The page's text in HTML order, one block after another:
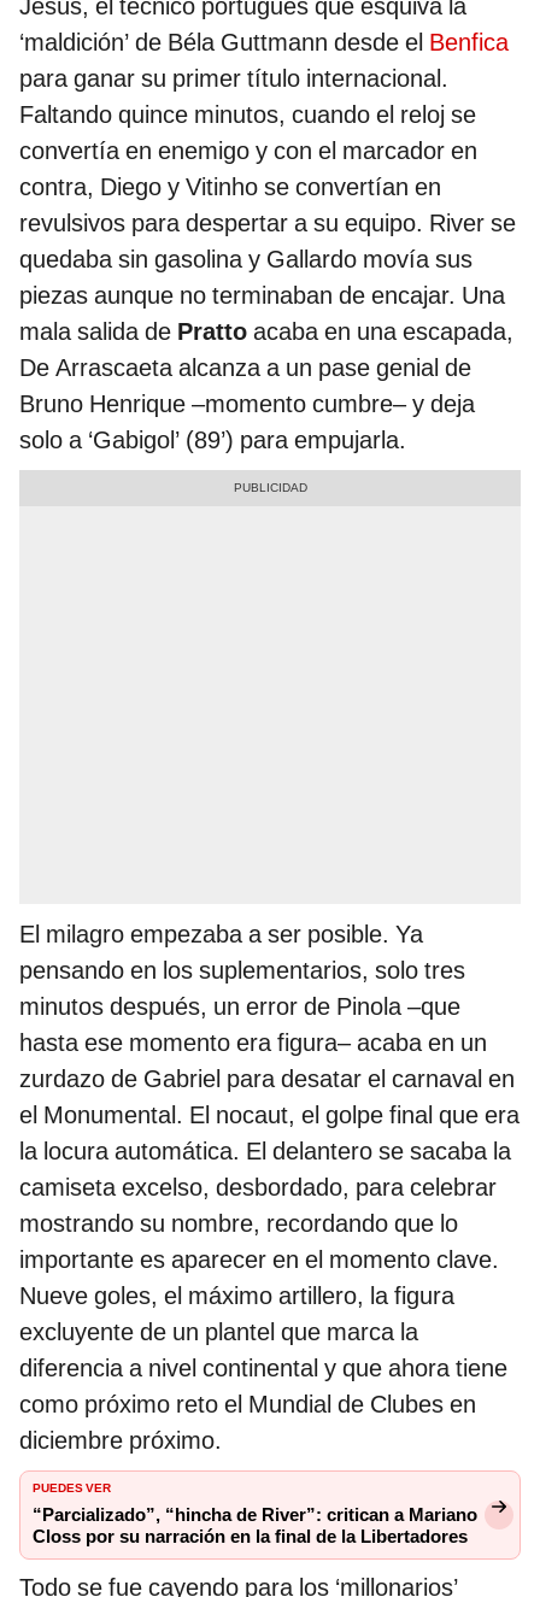
Jesús, el técnico portugués que esquiva la
‘maldición’ de Béla Guttmann desde el Benfica
para ganar su primer título internacional.
Faltando quince minutos, cuando el reloj se
convertía en enemigo y con el marcador en
contra, Diego y Vitinho se convertían en
revulsivos para despertar a su equipo. River se
quedaba sin gasolina y Gallardo movía sus
piezas aunque no terminaban de encajar. Una
mala salida de Pratto acaba en una escapada,
De Arrascaeta alcanza a un pase genial de
Bruno Henrique –momento cumbre– y deja
solo a ‘Gabigol’ (89’) para empujarla.
El milagro empezaba a ser posible. Ya
pensando en los suplementarios, solo tres
minutos después, un error de Pinola –que
hasta ese momento era figura– acaba en un
zurdazo de Gabriel para desatar el carnaval en
el Monumental. El nocaut, el golpe final que era
la locura automática. El delantero se sacaba la
camiseta excelso, desbordado, para celebrar
mostrando su nombre, recordando que lo
importante es aparecer en el momento clave.
Nueve goles, el máximo artillero, la figura
excluyente de un plantel que marca la
diferencia a nivel continental y que ahora tiene
como próximo reto el Mundial de Clubes en
diciembre próximo.
PUEDES VER
“Parcializado”, “hincha de River”: critican a Mariano
Closs por su narración en la final de la Libertadores
Todo se fue cayendo para los ‘millonarios’